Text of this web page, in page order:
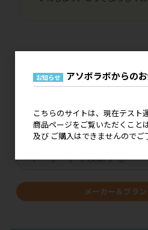
価格改定・仕
ご案内は
キーワードで探す
メーカー＆ブラ
お知らせ アソボラボからの
こちらのサイトは、現在テスト
商品ページをご覧いただくこと
及び ご購入はできませんのでご